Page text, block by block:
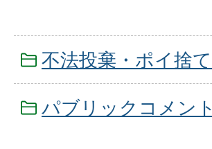
不法投棄・ポイ捨て
パブリックコメント